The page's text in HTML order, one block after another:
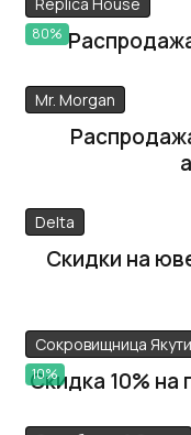
80%
Mr. Morgan
Delta
Скидки на
Сокровищница
10%
Скидка 10% на